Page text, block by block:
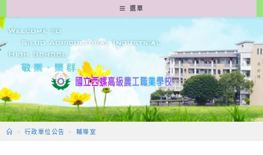
轉
至
要
容
選單
> 行政單位公告 > 輔導室